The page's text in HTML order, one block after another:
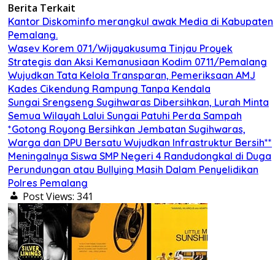
Berita Terkait
Kantor Diskominfo merangkul awak Media di Kabupaten
Pemalang.
Wasev Korem 071/Wijayakusuma Tinjau Proyek
Strategis dan Aksi Kemanusiaan Kodim 0711/Pemalang
Wujudkan Tata Kelola Transparan, Pemeriksaan AMJ
Kades Cikendung Rampung Tanpa Kendala
Sungai Srengseng Sugihwaras Dibersihkan, Lurah Minta
Semua Wilayah Lalui Sungai Patuhi Perda Sampah
*Gotong Royong Bersihkan Jembatan Sugihwaras,
Warga dan DPU Bersatu Wujudkan Infrastruktur Bersih**
Meningalnya Siswa SMP Negeri 4 Randudongkal di Duga
Perundungan atau Bullying Masih Dalam Penyelidikan
Polres Pemalang
Post Views: 341